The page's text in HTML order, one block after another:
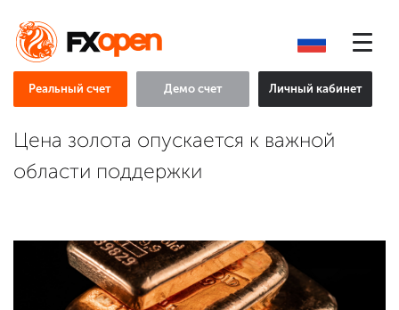
Реальный счет Демо счет Личный кабинет
Цена золота опускается к важной
области поддержки